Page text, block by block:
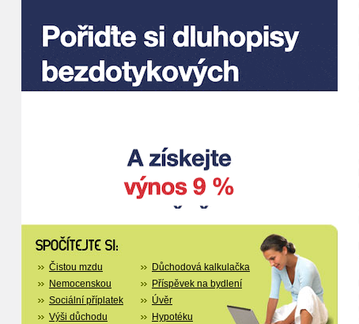
Čistou mzdu
Nemocenskou
Sociální příplatek
Výši důchodu
Důchodová kalkulačka
Příspěvek na bydlení
Úvěr
Hypotéku